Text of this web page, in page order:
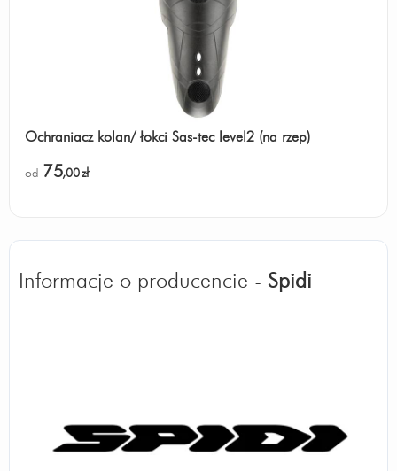
Ochraniacz kolan/ łokci Sas-tec level2 (na rzep)
od 75,00zł
Informacje o producencie - Spidi